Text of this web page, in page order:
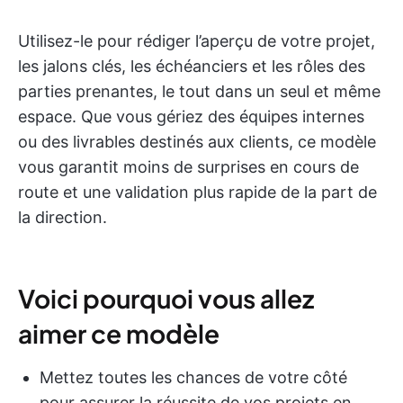
Utilisez-le pour rédiger l’aperçu de votre projet,
les jalons clés, les échéanciers et les rôles des
parties prenantes, le tout dans un seul et même
espace. Que vous gériez des équipes internes
ou des livrables destinés aux clients, ce modèle
vous garantit moins de surprises en cours de
route et une validation plus rapide de la part de
la direction.
Voici pourquoi vous allez
aimer ce modèle
Mettez toutes les chances de votre côté